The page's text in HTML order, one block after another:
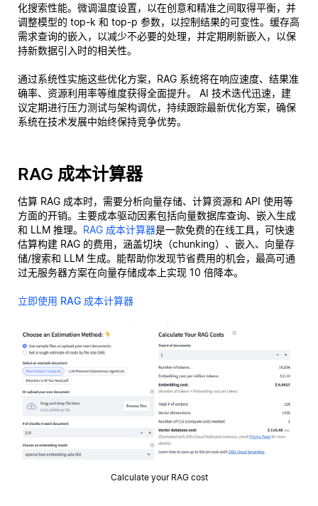
化搜索性能。微调温度设置，以在创意和精准之间取得平衡，并
调整模型的 top-k 和 top-p 参数，以控制结果的可变性。缓存高
需求查询的嵌入，以减少不必要的处理，并定期刷新嵌入，以保
持新数据引入时的相关性。
通过系统性实施这些优化方案，RAG 系统将在响应速度、结果准
确率、资源利用率等维度获得全面提升。 AI 技术迭代迅速，建
议定期进行压力测试与架构调优，持续跟踪最新优化方案，确保
系统在技术发展中始终保持竞争优势。
RAG 成本计算器
估算 RAG 成本时，需要分析向量存储、计算资源和 API 使用等
方面的开销。主要成本驱动因素包括向量数据库查询、嵌入生成
和 LLM 推理。 RAG 成本计算器是一款免费的在线工具，可快速
估算构建 RAG 的费用，涵盖切块（chunking）、嵌入、向量存
储/搜索和 LLM 生成。能帮助你发现节省费用的机会，最高可通
过无服务器方案在向量存储成本上实现 10 倍降本。
立即使用 RAG 成本计算器
Calculate your RAG cost